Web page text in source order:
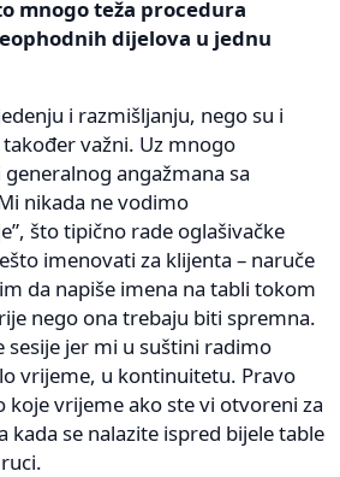
mnogo teža procedura
dijelova u jednu
i razmišljanju, nego su i
važni. Uz mnogo
angažmana sa
nikada ne vodimo
što tipično rade oglašivačke
imenovati za klijenta – naruče
da napiše imena na tabli tokom
nego ona trebaju biti spremna.
sesije jer mi u suštini radimo
vrijeme, u kontinuitetu. Pravo
koje vrijeme ako ste vi otvoreni za
kada se nalazite ispred bijele table